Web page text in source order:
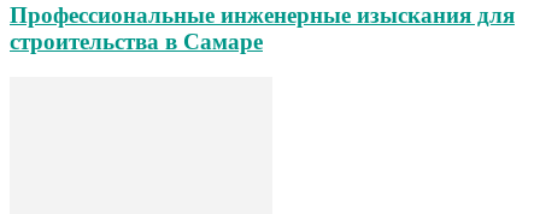
Профессиональные инженерные изыскания для
строительства в Самаре